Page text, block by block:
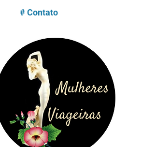
# Contato